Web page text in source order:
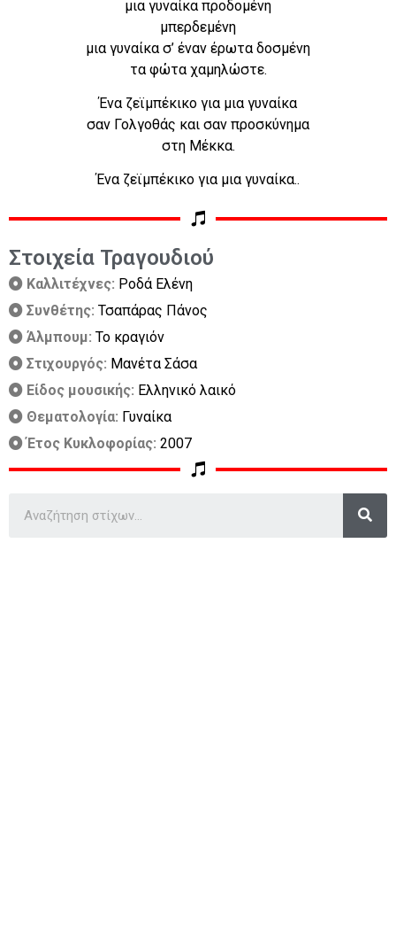
μια γυναίκα προδομένη
μπερδεμένη
μια γυναίκα σ’ έναν έρωτα δοσμένη
τα φώτα χαμηλώστε.
Ένα ζεϊμπέκικο για μια γυναίκα
σαν Γολγοθάς και σαν προσκύνημα
στη Μέκκα.
Ένα ζεϊμπέκικο για μια γυναίκα..
Στοιχεία Τραγουδιού
Καλλιτέχνες: Ροδά Ελένη
Συνθέτης: Τσαπάρας Πάνος
Άλμπουμ: Το κραγιόν
Στιχουργός: Μανέτα Σάσα
Είδος μουσικής: Ελληνικό λαικό
Θεματολογία: Γυναίκα
Έτος Κυκλοφορίας: 2007